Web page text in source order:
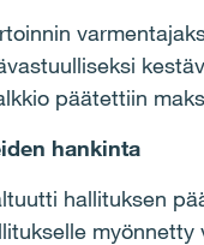
päätettiin
hankinta
hallituksen